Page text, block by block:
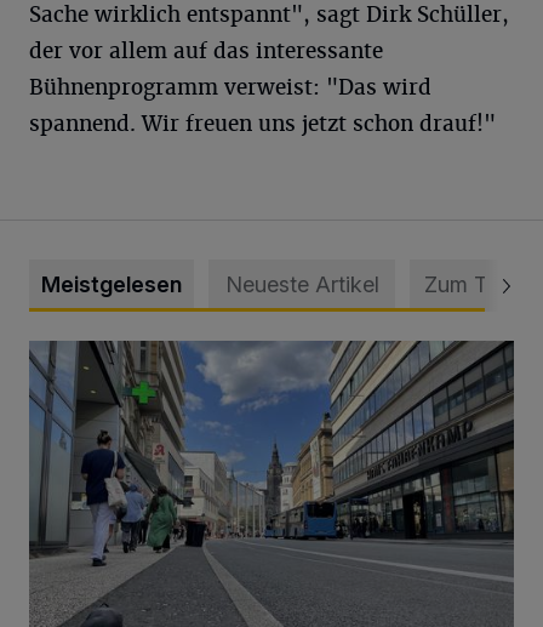
Sache wirklich entspannt", sagt Dirk Schüller,
der vor allem auf das interessante
Bühnenprogramm verweist: "Das wird
spannend. Wir freuen uns jetzt schon drauf!"
Meistgelesen Neueste Artikel Zum Thema
Ein Unzustand und Skandal